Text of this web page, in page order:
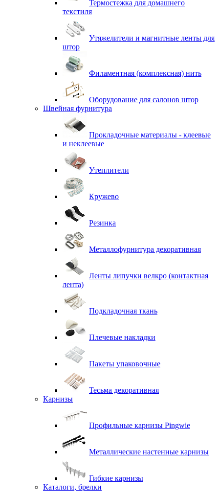
Термостежка для домашнего
текстиля
Утяжелители и магнитные ленты для
штор
Филаментная (комплексная) нить
Оборудование для салонов штор
Швейная фурнитура
Прокладочные материалы - клеевые
и неклеевые
Утеплители
Кружево
Резинка
Металлофурнитура декоративная
Ленты липучки велкро (контактная
лента)
Подкладочная ткань
Плечевые накладки
Пакеты упаковочные
Тесьма декоративная
Карнизы
Профильные карнизы Pingwie
Металлические настенные карнизы
Гибкие карнизы
Каталоги, брелки